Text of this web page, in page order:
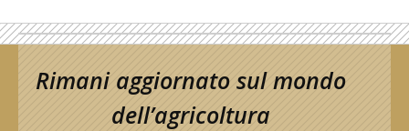
Rimani aggiornato sul mondo
dell’agricoltura